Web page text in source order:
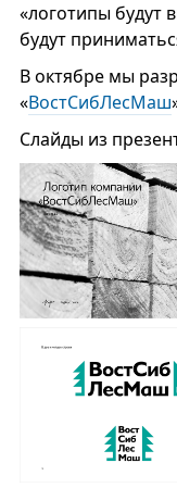
«логотипы будут
будут
В октябре мы
«ВостСибЛесМаш
Слайды из